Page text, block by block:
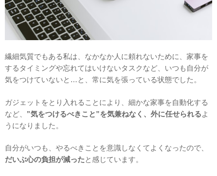
繊細気質でもある私は、なかなか人に頼れないために、家事を
するタイミングや忘れてはいけないタスクなど、いつも自分が
気をつけていないと…と、常に気を張っている状態でした。
ガジェットをとり入れることにより、細かな家事を自動化する
など、 ”気をつけるべきこと”を気兼ねなく、外に任せられるよ
うになりました。
自分がいつも、やるべきことを意識しなくてよくなったので、
だいぶ心の負担が減ったと感じています。